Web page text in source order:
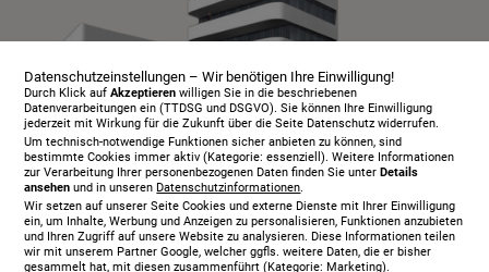
Infopaket
Über uns
Serviceangebot
Datenschutzeinstellungen – Wir benötigen Ihre Einwilligung!
Durch Klick aufAkzeptieren willigen Sie in die beschriebenen
Datenverarbeitungen ein (TTDSG und DSGVO). Sie können Ihre Einwilligung
jederzeit mit Wirkung für die Zukunft über die Seite Datenschutz widerrufen.
Um technisch-notwendige Funktionen sicher anbieten zu können, sind
bestimmte Cookies immer aktiv (Kategorie: essenziell). Weitere Informationen
zur Verarbeitung Ihrer personenbezogenen Daten finden Sie unterDetails
ansehen und in unserenDatenschutzinformationen.
Wir setzen auf unserer Seite Cookies und externe Dienste mit Ihrer Einwilligung
ein, um Inhalte, Werbung und Anzeigen zu personalisieren, Funktionen anzubieten
und Ihren Zugriff auf unsere Website zu analysieren. Diese Informationen teilen
wir mit unserem Partner Google, welcher ggfls. weitere Daten, die er bisher
gesammelt hat, mit diesen zusammenführt (Kategorie: Marketing).